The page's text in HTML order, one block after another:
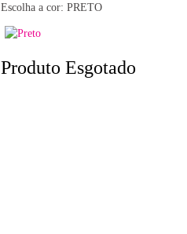
Escolha a cor: PRETO
Produto Esgotado